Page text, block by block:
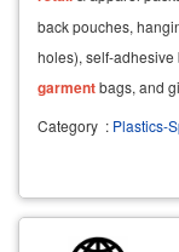
back pouches,
holes), self-
garmentbags, and
laminated ziplock
pouches and
Category : Plastics-